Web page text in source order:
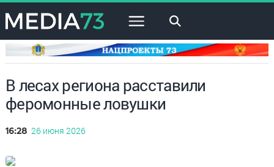
×
В лесах региона расставили
феромонные ловушки
16:28 26 июня 2026